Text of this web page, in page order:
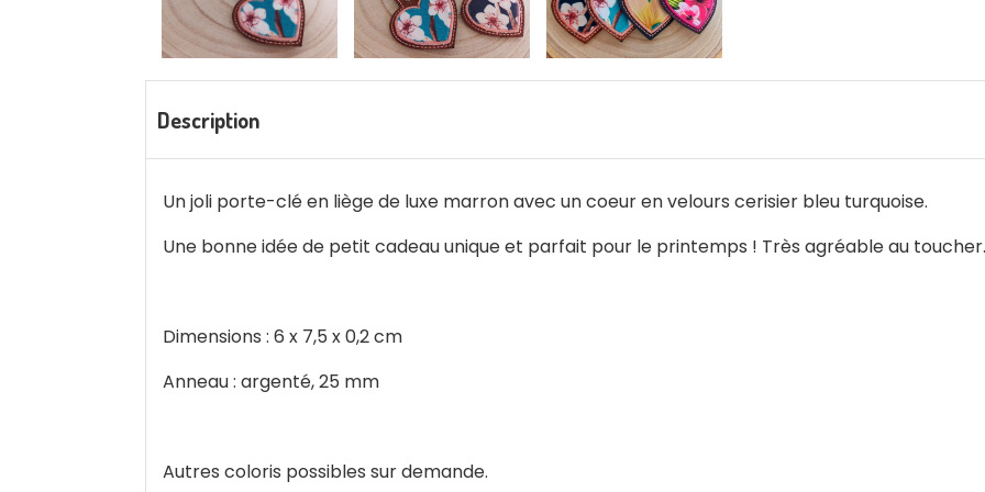
Description
Un joli porte-clé en liège de luxe marron avec un coeur en velours cerisier bleu turquoise.
Une bonne idée de petit cadeau unique et parfait pour le printemps ! Très agréable au toucher.
Dimensions : 6 x 7,5 x 0,2 cm
Anneau : argenté, 25 mm
Autres coloris possibles sur demande.